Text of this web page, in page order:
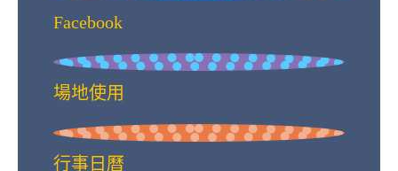
Facebook
場地使用
行事日曆